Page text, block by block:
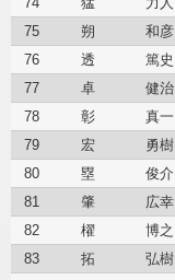
75
朔 和彦
76
透 篤史
77
卓 健治
78
彰 真一
79
宏 勇樹
80
塁 俊介
81
肇 広幸
82
櫂 博之
83
拓 弘樹